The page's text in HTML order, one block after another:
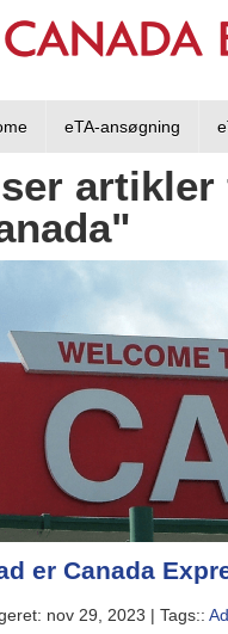
eTA-ansøgning
er Canada
nov 29, 2023 | Tags::